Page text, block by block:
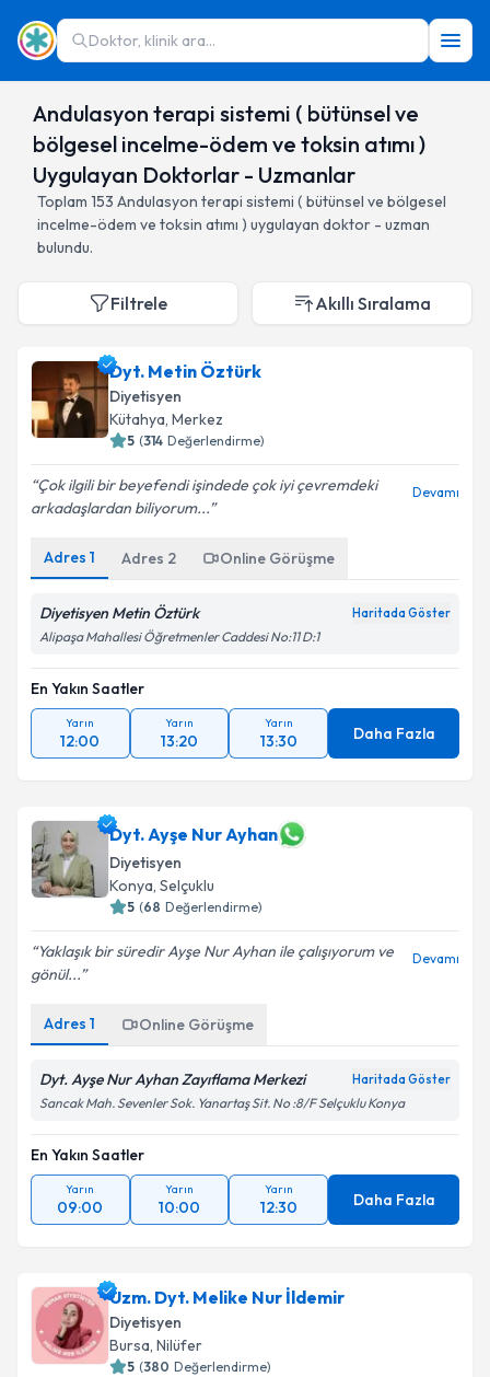
Doktor, klinik ara...
Andulasyon terapi sistemi ( bütünsel ve
bölgesel incelme-ödem ve toksin atımı )
Uygulayan Doktorlar - Uzmanlar
Toplam 153 Andulasyon terapi sistemi ( bütünsel ve bölgesel
incelme-ödem ve toksin atımı ) uygulayan doktor - uzman
bulundu.
Filtrele Akıllı Sıralama
Dyt. Metin Öztürk
Diyetisyen
Kütahya, Merkez
5 (314 Değerlendirme)
Çok ilgili bir beyefendi işindede çok iyi çevremdeki
arkadaşlardan biliyorum...
Devamı
Adres 1 Adres 2 Online Görüşme
Diyetisyen Metin Öztürk Haritada Göster
Alipaşa Mahallesi Öğretmenler Caddesi No:11 D:1
En Yakın Saatler
Yarın
12:00
Yarın
13:20
Yarın
13:30 Daha Fazla
Dyt. Ayşe Nur Ayhan
Diyetisyen
Konya, Selçuklu
5 (68 Değerlendirme)
Yaklaşık bir süredir Ayşe Nur Ayhan ile çalışıyorum ve
gönül...
Devamı
Adres 1 Online Görüşme
Dyt. Ayşe Nur Ayhan Zayıflama Merkezi Haritada Göster
Sancak Mah. Sevenler Sok. Yanartaş Sit. No :8/F Selçuklu Konya
En Yakın Saatler
Yarın
09:00
Yarın
10:00
Yarın
12:30 Daha Fazla
Uzm. Dyt. Melike Nur İldemir
Diyetisyen
Bursa, Nilüfer
5 (380 Değerlendirme)